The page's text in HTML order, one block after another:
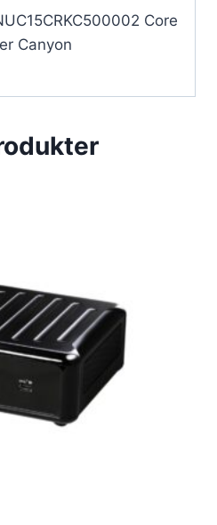
Core
Canyon